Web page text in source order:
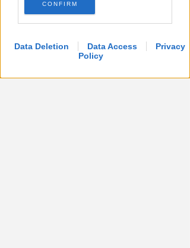
CONFIRM
Data Deletion Data Access
Privacy
Policy